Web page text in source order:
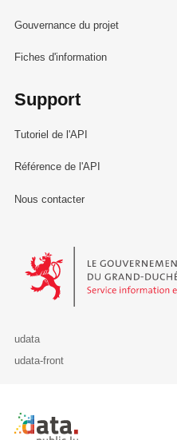
Gouvernance du projet
Fiches d'information
Support
Tutoriel de l'API
Référence de l'API
Nous contacter
Le Gouvernement du Grand-
udata
udata-front
Retour à l'accueil de